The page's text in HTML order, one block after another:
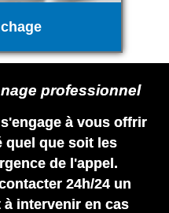
professionnel
à vous offrir
quel que soit les
de l'appel.
24h/24 un
intervenir en cas